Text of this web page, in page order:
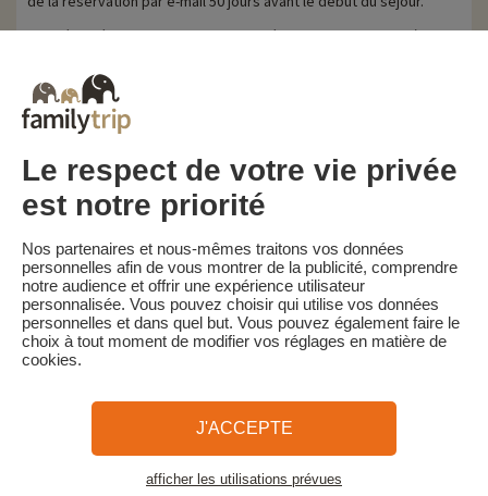
Les pénalités d'annulation sont calculées sur la base du barème
• Annulation 42 jours ou plus avant la date de début du séjour :
150€ par logement de pénalités
• Annulation entre 41 et 21 jours avant la date de début du séjour :
30% du prix du séjour conservé avec un minimum de 150€ par
logement
• Annulation entre 20 et 8 jours avant la date de début du séjour :
60% du prix du séjour conservé par logement
• Annulation de moins de 7 jours avant la date de début de séjour :
100% du prix du séjour conservé
Familytrip vous conseille de souscrire l'assurance annulation de
son partenaire Mutuaide-Groupama. Souscrivez au moment de la
réservation ou dans les 24h suivant votre réservation par
téléphone.
CGV et Charte de Confidentialité
La Presse parle de nous
Plan du site
Le respect de votre vie privée
est notre priorité
Nos partenaires et nous-mêmes traitons vos données
personnelles afin de vous montrer de la publicité, comprendre
notre audience et offrir une expérience utilisateur
personnalisée. Vous pouvez choisir qui utilise vos données
personnelles et dans quel but. Vous pouvez également faire le
choix à tout moment de modifier vos réglages en matière de
cookies.
J'ACCEPTE
afficher les utilisations prévues